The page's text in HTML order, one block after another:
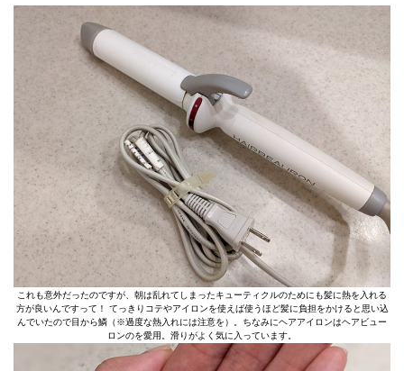
これも意外だったのですが、朝は乱れてしまったキューティクルのためにも髪に熱を入れる
方が良いんですって！ てっきりコテやアイロンを使えば使うほど髪に負担をかけると思い込
んでいたので目から鱗（※過度な熱入れには注意を）。ちなみにヘアアイロンはヘアビュー
ロンのを愛用。滑りがよく気に入っています。